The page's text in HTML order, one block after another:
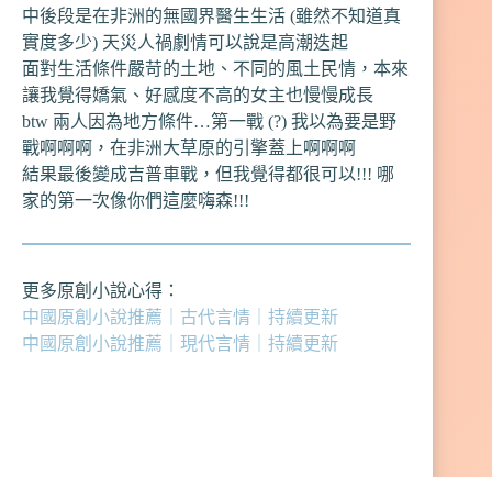
中後段是在非洲的無國界醫生生活 (雖然不知道真
實度多少) 天災人禍劇情可以說是高潮迭起
面對生活條件嚴苛的土地、不同的風土民情，本來
讓我覺得嬌氣、好感度不高的女主也慢慢成長
btw 兩人因為地方條件…第一戰 (?) 我以為要是野
戰啊啊啊，在非洲大草原的引擎蓋上啊啊啊
結果最後變成吉普車戰，但我覺得都很可以!!! 哪
家的第一次像你們這麼嗨森!!!
更多原創小說心得：
中國原創小說推薦｜古代言情｜持續更新
中國原創小說推薦｜現代言情｜持續更新